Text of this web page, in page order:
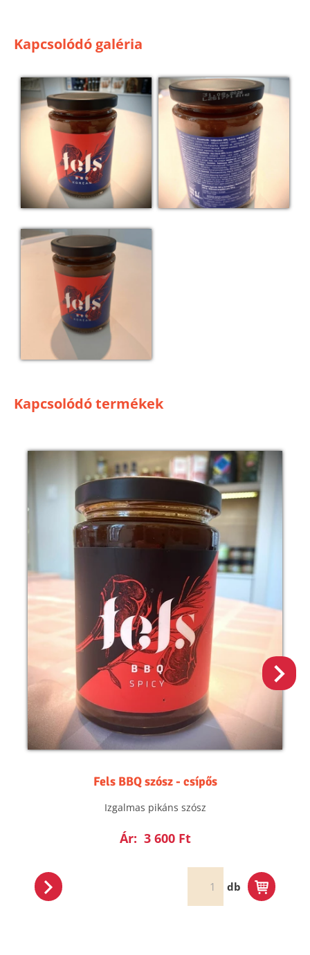
Kapcsolódó galéria
Kapcsolódó termékek
Fels BBQ szósz - csípős
Izgalmas pikáns szósz
Ár: 3 600 Ft
db